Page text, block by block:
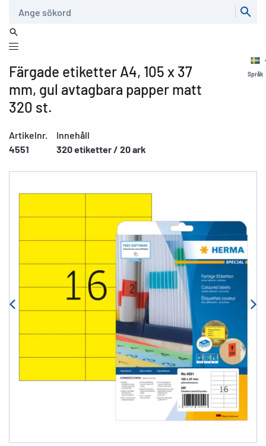
Språk
Färgade etiketter A4, 105 x 37
mm, gul avtagbara papper matt
320 st.
Artikelnr.
4551
Innehåll
320 etiketter / 20 ark